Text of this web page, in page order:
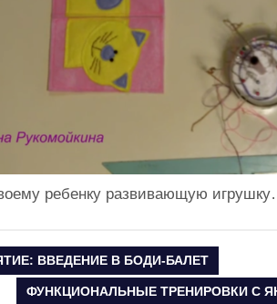
ребенку развивающую
ВВЕДЕНИЕ В БОДИ-БАЛЕТ
СЛЕДУЮЩАЯ
ФУНКЦИОНАЛЬНЫЕ ТРЕНИРОВКИ С